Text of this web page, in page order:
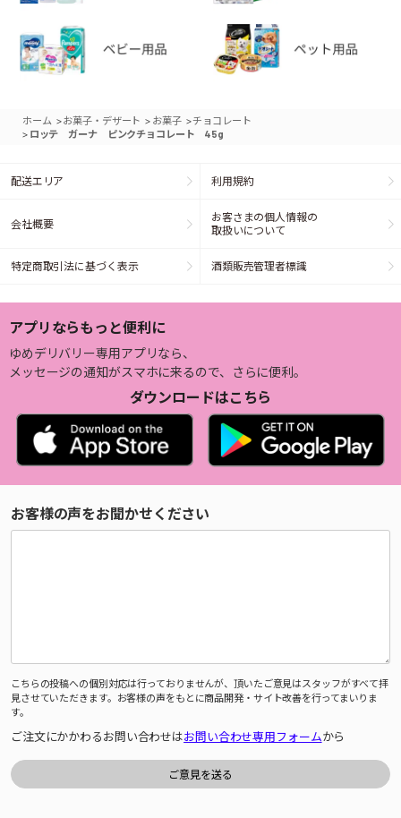
ホーム >お菓子・デザート > お菓子 >チョコレート
> ロッテ ガーナ ピンクチョコレート 45g
配送エリア 利用規約
会社概要
お客さまの個人情報の
取扱いについて
特定商取引法に基づく表示 酒類販売管理者標識
アプリならもっと便利に
ゆめデリバリー専用アプリなら、
メッセージの通知がスマホに来るので、さらに便利。
ダウンロードはこちら
お客様の声をお聞かせください
こちらの投稿への個別対応は行っておりませんが、頂いたご意見はスタッフがすべて拝
見させていただきます。お客様の声をもとに商品開発・サイト改善を行ってまいりま
す。
ご注文にかかわるお問い合わせはお問い合わせ専用フォームから